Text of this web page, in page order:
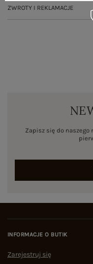
ZWROTY I REKLAMACJE
Zapisz się do naszego
INFORMACJE O BUTIK
Zarejestruj się